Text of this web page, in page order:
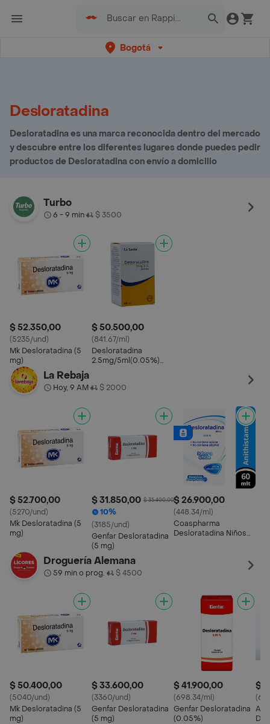
Bogotá
Desloratadina
Desloratadina es una marca reconocida dentro del mercado
y descubre entre los diferentes lugares donde puedes pedir
productos de Desloratadina con envío a domicilio
Turbo
6 - 9 min• $ 3500
$ 52.350,00
(5235/und)
Mk Desloratadina (5
mg)
$ 50.500,00
(841.67/ml)
Desloratadina
2.5mg/5ml(0.05%)
La Rebaja
Hoy, 9 AM• $ 2000
$ 52.700,00
(5270/und)
Mk Desloratadina (5
mg)
$ 31.850,00 $ 35.400,00
10%
(3185/und)
Genfar Desloratadina
(5 mg)
$ 26.900,00
(448.34/ml)
Coaspharma
Desloratadina Niños
Droguería Alemana
59 min o prog.• $ 4500
$ 50.400,00
(5040/und)
Mk Desloratadina (5
mg)
$ 33.600,00
(3360/und)
Genfar Desloratadina
(5 mg)
$ 41.900,00
(698.34/ml)
Genfar Desloratadina
(0.05%)
$